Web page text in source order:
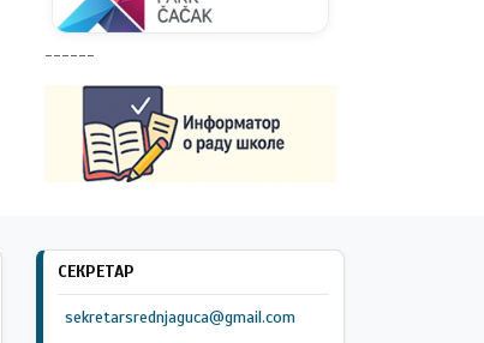
------
СЕКРЕТАР
sekretarsrednjaguca@gmail.com